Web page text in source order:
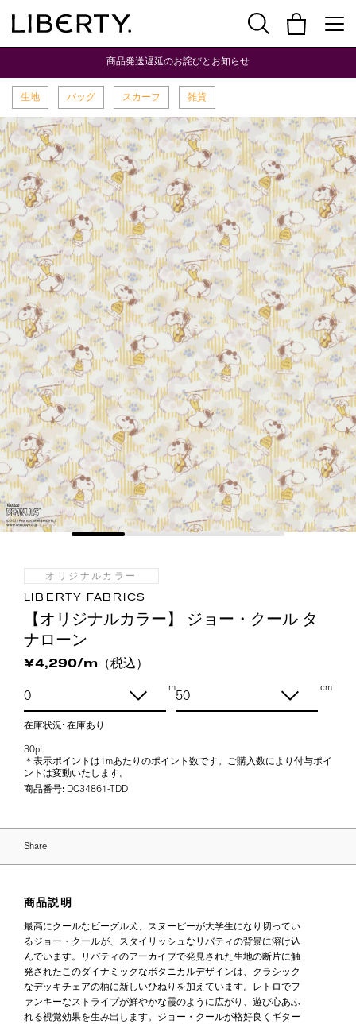
商品発送遅延のお詫びとお知らせ
生地 バッグ スカーフ 雑貨
オリジナルカラー
LIBERTY FABRICS
【オリジナルカラー】 ジョー・クール タ
ナローン
¥4,290/m（税込）
m cm
在庫状況: 在庫あり
30pt
＊表示ポイントは1mあたりのポイント数です。ご購入数により付与ポイ
ントは変動いたします。
商品番号: DC34861-TDD
Share
商品説明
最高にクールなビーグル犬、スヌーピーが大学生になり切ってい
るジョー・クールが、スタイリッシュなリバティの背景に溶け込
んでいます。リバティのアーカイブで発見された生地の断片に触
発されたこのダイナミックなボタニカルデザインは、クラシック
なデッキチェアの柄に新しいひねりを加えています。レトロでフ
ァンキーなストライプが鮮やかな霞のように広がり、遊び心あふ
れる視覚効果を生み出します。ジョー・クールが格好良くギター